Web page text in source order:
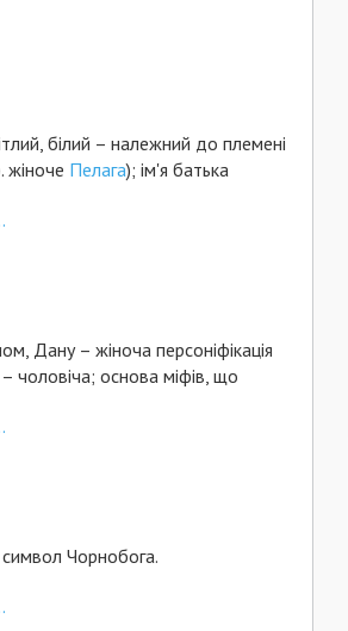
білий – належний до племені
жіноче Пелага); ім'я батька
Дану – жіноча персоніфікація
чоловіча; основа міфів, що
Чорнобога.